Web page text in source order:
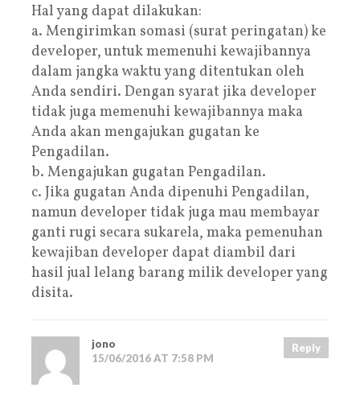
Hal yang dapat dilakukan:
a. Mengirimkan somasi (surat peringatan) ke
developer, untuk memenuhi kewajibannya
dalam jangka waktu yang ditentukan oleh
Anda sendiri. Dengan syarat jika developer
tidak juga memenuhi kewajibannya maka
Anda akan mengajukan gugatan ke
Pengadilan.
b. Mengajukan gugatan Pengadilan.
c. Jika gugatan Anda dipenuhi Pengadilan,
namun developer tidak juga mau membayar
ganti rugi secara sukarela, maka pemenuhan
kewajiban developer dapat diambil dari
hasil jual lelang barang milik developer yang
disita.
jono
15/06/2016 AT 7:58 PM
Reply